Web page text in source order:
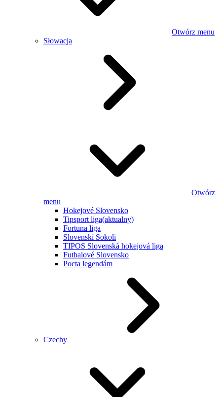
Otwórz menu
Słowacja
Otwórz
menu
Hokejové Slovensko
Tipsport liga(aktualny)
Fortuna liga
Slovenskí Sokoli
TIPOS Slovenská hokejová liga
Futbalové Slovensko
Pocta legendám
Czechy